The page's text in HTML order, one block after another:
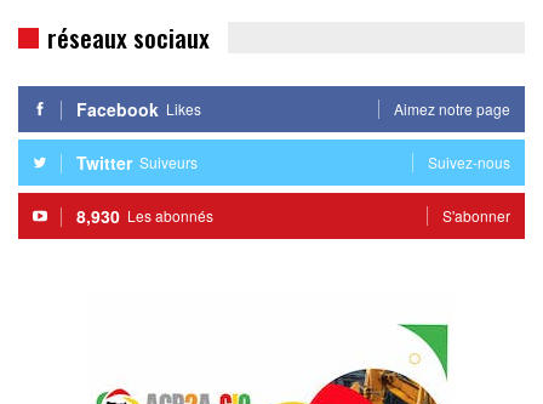
réseaux sociaux
Facebook Likes Aimez notre page
Twitter Suiveurs Suivez-nous
8,930 Les abonnés S'abonner